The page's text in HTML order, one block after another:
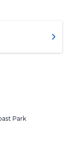
Park